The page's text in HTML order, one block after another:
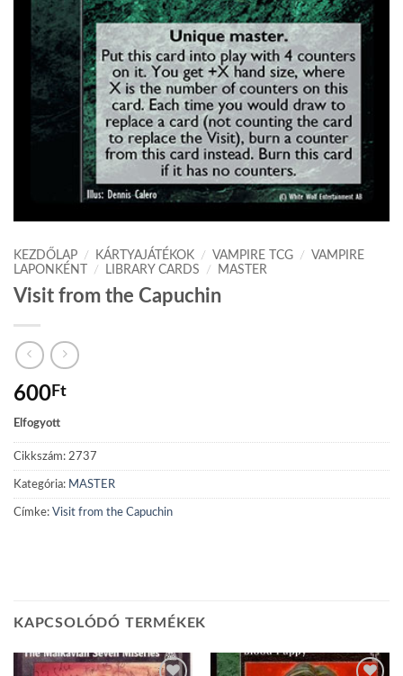
KEZDŐLAP / KÁRTYAJÁTÉKOK / VAMPIRE TCG /
VAMPIRE
LAPONKÉNT
/ LIBRARY CARDS / MASTER
Visit from the Capuchin
600Ft
Elfogyott
Cikkszám: 2737
Kategória: MASTER
Címke: Visit from the Capuchin
KAPCSOLÓDÓ TERMÉKEK